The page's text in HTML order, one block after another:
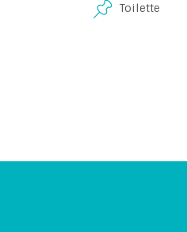
Toilette